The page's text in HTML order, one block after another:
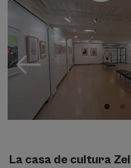
La casa de cultura